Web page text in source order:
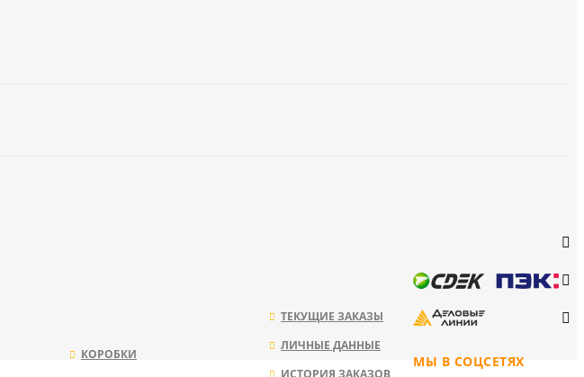
МЫ В СОЦСЕТЯХ
ТЕКУЩИЕ ЗАКАЗЫ
ЛИЧНЫЕ ДАННЫЕ
ИСТОРИЯ ЗАКАЗОВ
КОРОБКИ